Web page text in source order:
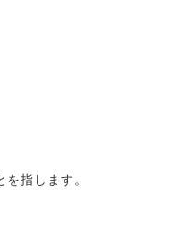
指します。